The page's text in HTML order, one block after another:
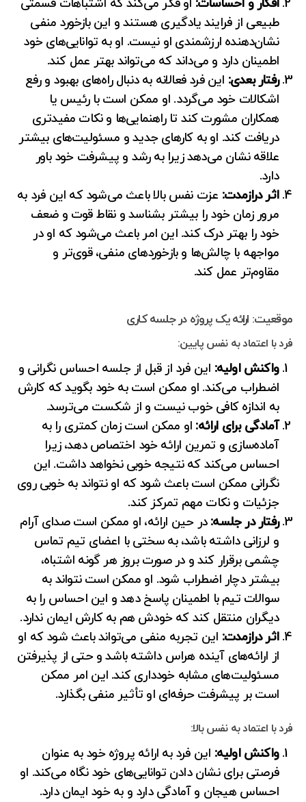
افکار و احساسات:او فکر می‌کند که اشتباهات قسمتی
طبیعی از فرایند یادگیری هستند و این بازخورد منفی
نشان‌دهنده ارزشمندی او نیست. او به توانایی‌های خود
اطمینان دارد و می‌داند که می‌تواند بهتر عمل کند.
رفتار بعدی:این فرد فعالانه به دنبال راه‌های بهبود و رفع
اشکالات خود می‌گردد. او ممکن است با رئیس یا
همکاران مشورت کند تا راهنمایی‌ها و نکات مفیدتری
دریافت کند. او به کارهای جدید و مسئولیت‌های بیشتر
علاقه نشان می‌دهد زیرا به رشد و پیشرفت خود باور
دارد.
اثر درازمدت:عزت نفس بالا باعث می‌شود که این فرد به
مرور زمان خود را بیشتر بشناسد و نقاط قوت و ضعف
خود را بهتر درک کند. این امر باعث می‌شود که او در
مواجهه با چالش‌ها و بازخوردهای منفی، قوی‌تر و
مقاوم‌تر عمل کند.
موقعیت: ارائه یک پروژه در جلسه کاری
فرد با اعتماد به نفس پایین:
واکنش اولیه:این فرد از قبل از جلسه احساس نگرانی و
اضطراب می‌کند. او ممکن است به خود بگوید که کارش
به اندازه کافی خوب نیست و از شکست می‌ترسد.
آمادگی برای ارائه:او ممکن است زمان کمتری را به
آماده‌سازی و تمرین ارائه خود اختصاص دهد، زیرا
احساس می‌کند که نتیجه خوبی نخواهد داشت. این
نگرانی ممکن است باعث شود که او نتواند به خوبی روی
جزئیات و نکات مهم تمرکز کند.
رفتار در جلسه:در حین ارائه، او ممکن است صدای آرام
و لرزانی داشته باشد، به سختی با اعضای تیم تماس
چشمی برقرار کند و در صورت بروز هر گونه اشتباه،
بیشتر دچار اضطراب شود. او ممکن است نتواند به
سوالات تیم با اطمینان پاسخ دهد و این احساس را به
دیگران منتقل کند که خودش هم به کارش ایمان ندارد.
اثر درازمدت:این تجربه منفی می‌تواند باعث شود که او
از ارائه‌های آینده هراس داشته باشد و حتی از پذیرفتن
مسئولیت‌های مشابه خودداری کند. این امر ممکن
است بر پیشرفت حرفه‌ای او تأثیر منفی بگذارد.
فرد با اعتماد به نفس بالا:
واکنش اولیه:این فرد به ارائه پروژه خود به عنوان
فرصتی برای نشان دادن توانایی‌های خود نگاه می‌کند. او
احساس هیجان و آمادگی دارد و به خود ایمان دارد.